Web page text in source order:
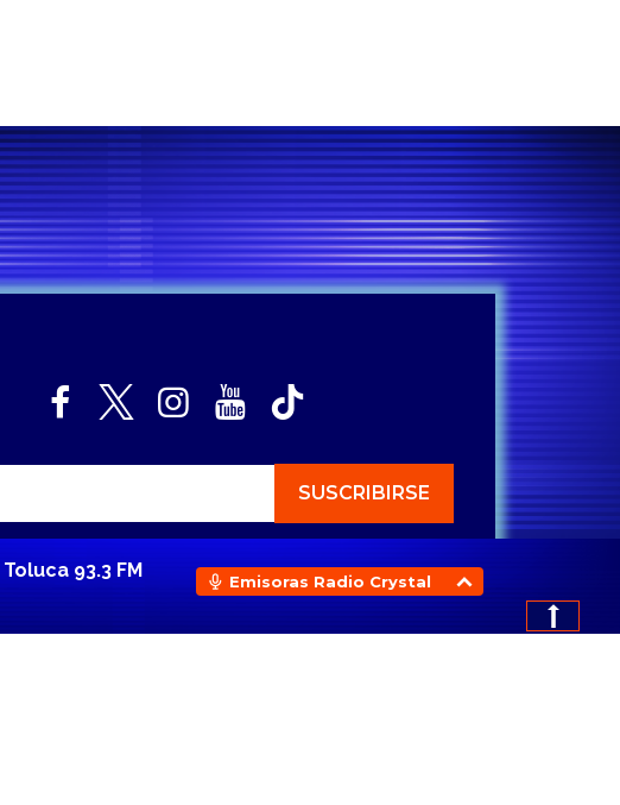
Emisoras Radio Crystal
Toluca 93.3 FM